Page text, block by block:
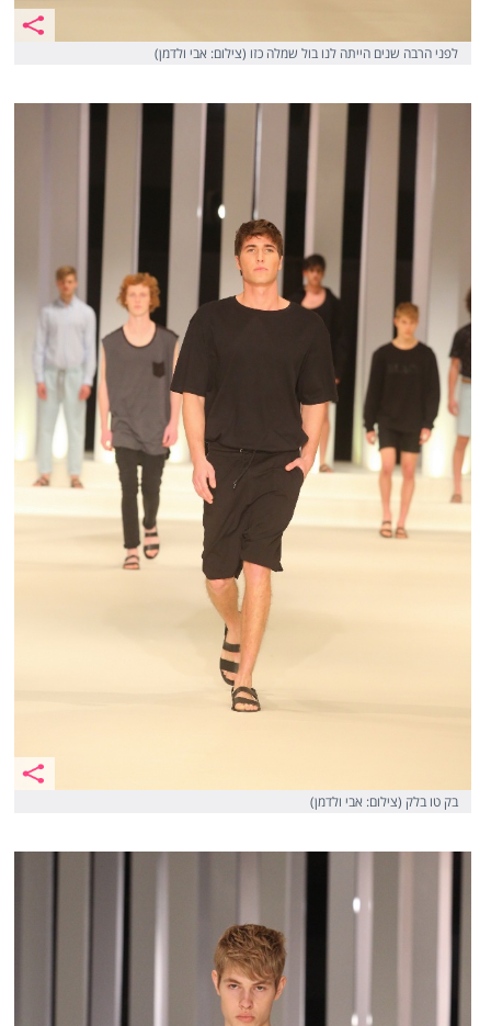
לפני הרבה שנים הייתה לנו בול שמלה כזו (צילום: אבי ולדמן)
בק טו בלק (צילום: אבי ולדמן)